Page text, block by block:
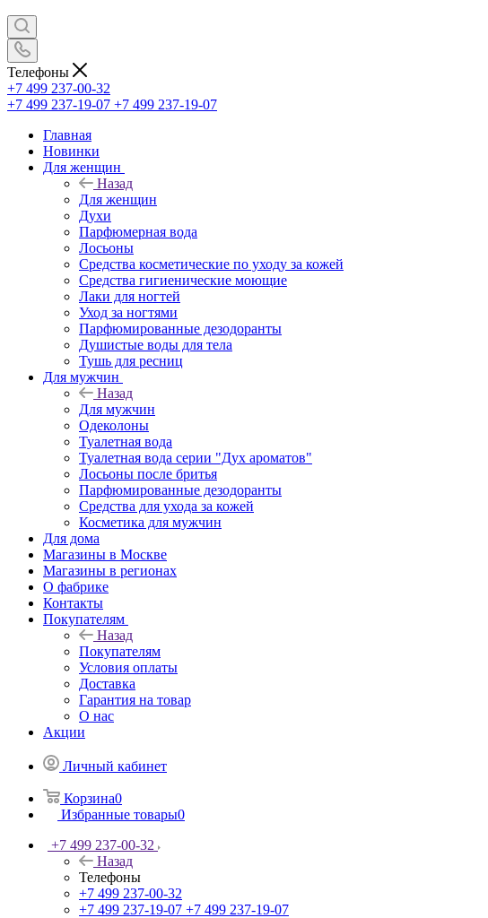
Телефоны
+7 499 237-00-32
+7 499 237-19-07 +7 499 237-19-07
Главная
Новинки
Для женщин
Назад
Для женщин
Духи
Парфюмерная вода
Лосьоны
Средства косметические по уходу за кожей
Средства гигиенические моющие
Лаки для ногтей
Уход за ногтями
Парфюмированные дезодоранты
Душистые воды для тела
Тушь для ресниц
Для мужчин
Назад
Для мужчин
Одеколоны
Туалетная вода
Туалетная вода серии "Дух ароматов"
Лосьоны после бритья
Парфюмированные дезодоранты
Средства для ухода за кожей
Косметика для мужчин
Для дома
Магазины в Москве
Магазины в регионах
О фабрике
Контакты
Покупателям
Назад
Покупателям
Условия оплаты
Доставка
Гарантия на товар
О нас
Акции
Личный кабинет
Корзина0
Избранные товары0
+7 499 237-00-32
Назад
Телефоны
+7 499 237-00-32
+7 499 237-19-07 +7 499 237-19-07